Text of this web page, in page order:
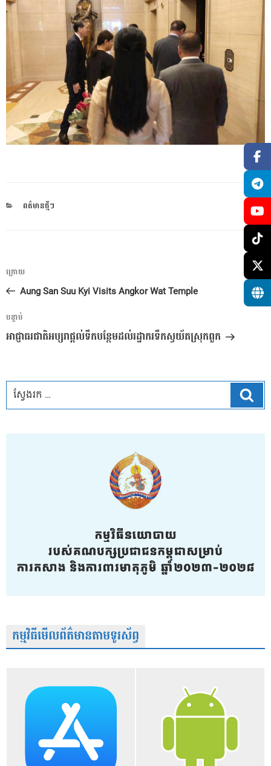
CATEGORIES
ពត៌មានថ្មីៗ
ការ​
នាំទិស​
ប្រកាស
អត្ថបទ
មុន
ក្រោយ
Aung San Suu Kyi Visits Angkor Wat Temple
អត្ថបទ
បន្ទាប់
បន្ទាប់
អាជ្ញាធរជាតិអប្សរាផ្តល់ទឹកបន្ថែមដល់រដ្ឋាករទឹកស្វយ័តស្រុកពួក
កម្មវិធីមើលព័ត៌មានតាមទូរស័ព្វ